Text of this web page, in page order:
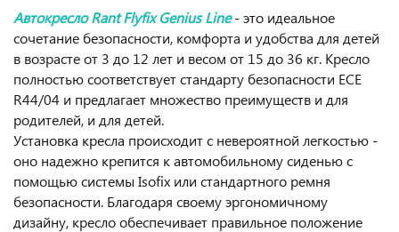
Автокресло Rant Flyfix Genius Line- это идеальное
сочетание безопасности, комфорта и удобства для детей
в возрасте от 3 до 12 лет и весом от 15 до 36 кг. Кресло
полностью соответствует стандарту безопасности ECE
R44/04 и предлагает множество преимуществ и для
родителей, и для детей.
Установка кресла происходит с невероятной легкостью -
оно надежно крепится к автомобильному сиденью с
помощью системы Isofix или стандартного ремня
безопасности. Благодаря своему эргономичному
дизайну, кресло обеспечивает правильное положение